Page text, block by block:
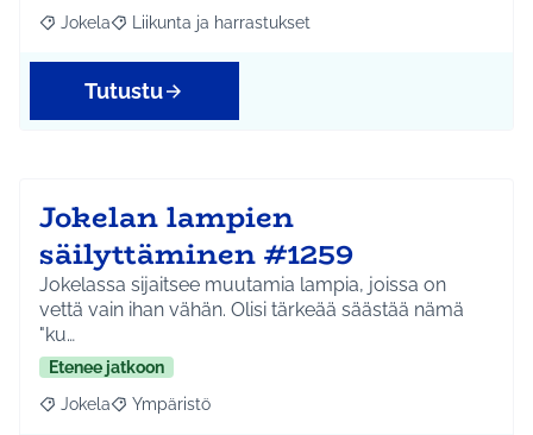
Rajaa tulokset aihepiirin mukaan: Jokela
Jokela Rajaa tulokset teeman mukaan: Liikunta ja
Liikunta ja harrastukset
Tutustu
Jokelan lampien
säilyttäminen #1259
Jokelassa sijaitsee muutamia lampia, joissa on
vettä vain ihan vähän. Olisi tärkeää säästää nämä
"ku…
Etenee jatkoon
Rajaa tulokset aihepiirin mukaan: Jokela
Jokela Rajaa tulokset teeman mukaan: Ympäristö
Ympäristö